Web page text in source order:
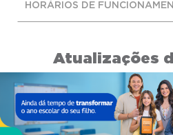
HORÁRIOS DE
Atualizações